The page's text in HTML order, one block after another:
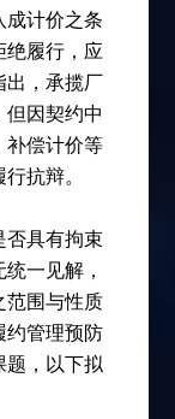
成计价之条
绝履行，应
出，承揽厂
但因契约中
补偿计价等
抗辩。
否具有拘束
一见解，
范围与性质
约管理预防
题，以下拟